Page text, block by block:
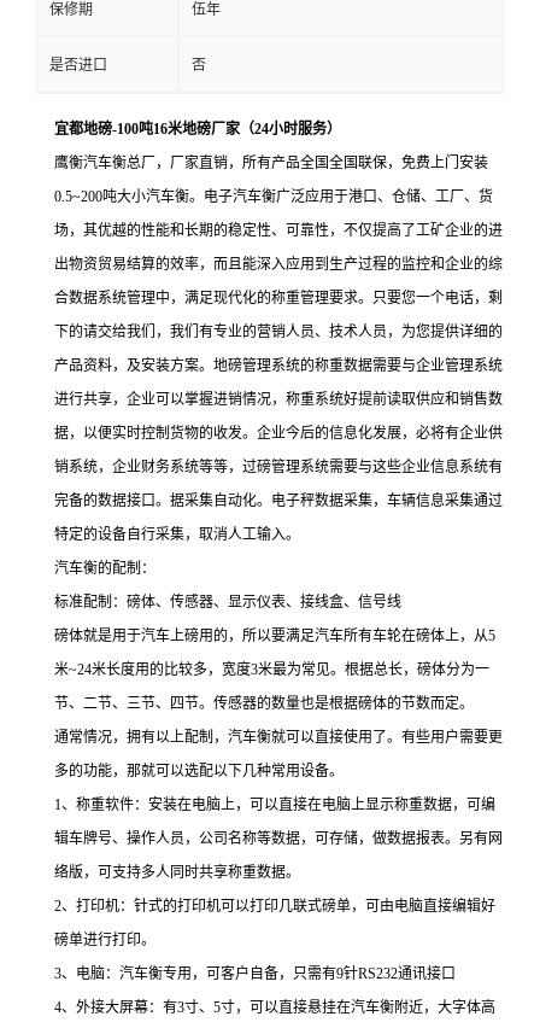
保修期 伍年
是否进口 否
宜都地磅-100吨16米地磅厂家（24小时服务）
鹰衡汽车衡总厂，厂家直销，所有产品全国全国联保，免费上门安装
0.5~200吨大小汽车衡。电子汽车衡广泛应用于港口、仓储、工厂、货
场，其优越的性能和长期的稳定性、可靠性，不仅提高了工矿企业的进
出物资贸易结算的效率，而且能深入应用到生产过程的监控和企业的综
合数据系统管理中，满足现代化的称重管理要求。只要您一个电话，剩
下的请交给我们，我们有专业的营销人员、技术人员，为您提供详细的
产品资料，及安装方案。地磅管理系统的称重数据需要与企业管理系统
进行共享，企业可以掌握进销情况，称重系统好提前读取供应和销售数
据，以便实时控制货物的收发。企业今后的信息化发展，必将有企业供
销系统，企业财务系统等等，过磅管理系统需要与这些企业信息系统有
完备的数据接口。据采集自动化。电子秤数据采集，车辆信息采集通过
特定的设备自行采集，取消人工输入。
汽车衡的配制：
标准配制：磅体、传感器、显示仪表、接线盒、信号线
磅体就是用于汽车上磅用的，所以要满足汽车所有车轮在磅体上，从5
米~24米长度用的比较多，宽度3米最为常见。根据总长，磅体分为一
节、二节、三节、四节。传感器的数量也是根据磅体的节数而定。
通常情况，拥有以上配制，汽车衡就可以直接使用了。有些用户需要更
多的功能，那就可以选配以下几种常用设备。
1、称重软件：安装在电脑上，可以直接在电脑上显示称重数据，可编
辑车牌号、操作人员，公司名称等数据，可存储，做数据报表。另有网
络版，可支持多人同时共享称重数据。
2、打印机：针式的打印机可以打印几联式磅单，可由电脑直接编辑好
磅单进行打印。
3、电脑：汽车衡专用，可客户自备，只需有9针RS232通讯接口
4、外接大屏幕：有3寸、 5寸，可以直接悬挂在汽车衡附近，大字体高